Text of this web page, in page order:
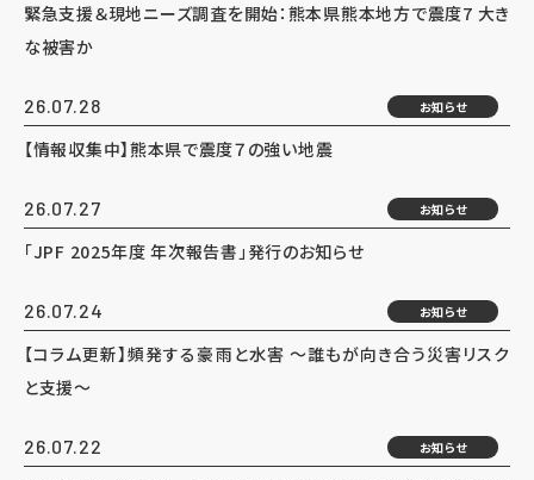
緊急支援＆現地ニーズ調査を開始：熊本県熊本地方で震度7 大き
な被害か
26.07.28 お知らせ
【情報収集中】熊本県で震度７の強い地震
26.07.27 お知らせ
「JPF 2025年度 年次報告書」発行のお知らせ
26.07.24 お知らせ
【コラム更新】頻発する豪雨と水害 ～誰もが向き合う災害リスク
と支援～
26.07.22 お知らせ